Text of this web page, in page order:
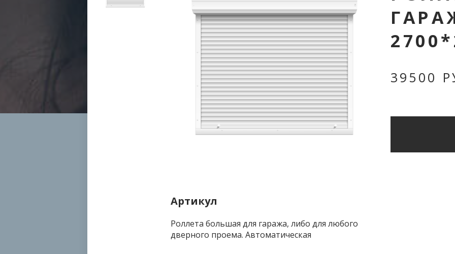
•
•
•
условиям и предлагает следующие преимущества
Артикул
Роллета большая для гаража, либо для любого
дверного проема. Автоматическая
39500